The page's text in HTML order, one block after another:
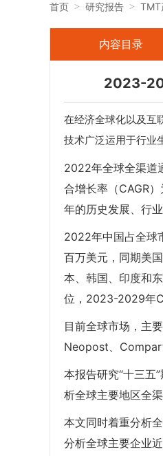
首页 研究报告 TMT
内容目录
2023-
在经济全球化以及互
技术广泛运用于行业
2022年全球全渠道
合增长率（CAGR
年的历史发展、行
2022年中国占全球
百万美元，同期美
本、韩国、印度和
位，2023-2029年
目前全球市场，主
Neopost、
本报告研究“十三五
析全球主要地区全
本文同时着重分析
分析全球主要企业